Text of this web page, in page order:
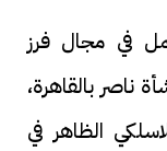
في مجال فرز
ناصر بالقاهرة،
الظاهر في